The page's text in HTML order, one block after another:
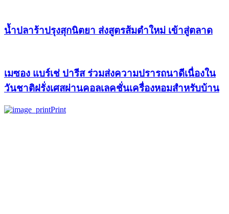
น้ำปลาร้าปรุงสุกนิตยา ส่งสูตรส้มตำใหม่ เข้าสู่ตลาด
เมซอง แบร์เช่ ปารีส ร่วมส่งความปรารถนาดีเนื่องใน
วันชาติฝรั่งเศสผ่านคอลเลคชั่นเครื่องหอมสำหรับบ้าน
Print